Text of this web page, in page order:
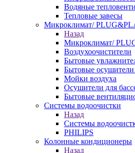
Водяные
Тепловые завесы
Микроклимат/
Назад
Микроклимат/
Воздухоочистители
Бытовые
Бытовые осушители
Мойки воздуха
Осушители для
Бытовые
Системы водоочистки
Назад
Системы
PHILIPS
Колонные кондиционеры
Назад